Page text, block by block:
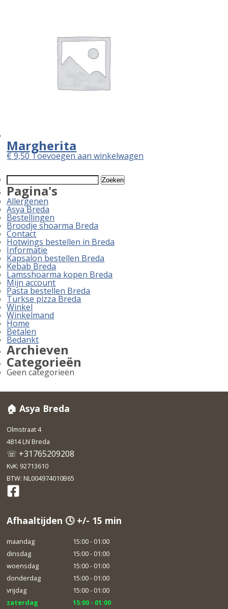
Margherita
€9,50Toevoegen aan winkelwagen
Zoeken
naar:
Pagina's
Allergenen
Asya Breda
Bestellingen
Broodje shoarma Breda
Contact
Hotwings bestellen in Breda
Informatie
Kapsalon bestellen Breda
Kebab Breda
Lamsshoarma kopen Breda
Mijn account
Pasta bestellen Breda
Turkse pizza Breda
Winkel
Winkelmand
Home
Betalen
Bedankt
Archieven
Categorieën
Geen categorieën
🏠 Asya Breda
Olmstraat 4
4814 LN Breda
☏ +31765209208
KvK: 92713610
BTW: NL004974010B65
Afhaaltijden 🕓 +/- 15 min
maandag
15:00 - 01:00
dinsdag
15:00 - 01:00
woensdag
15:00 - 01:00
donderdag
15:00 - 01:00
vrijdag
15:00 - 01:00
zaterdag
15:00 - 01:00